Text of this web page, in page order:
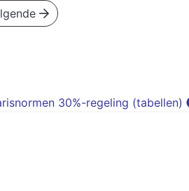
30%-regeling (tabellen)